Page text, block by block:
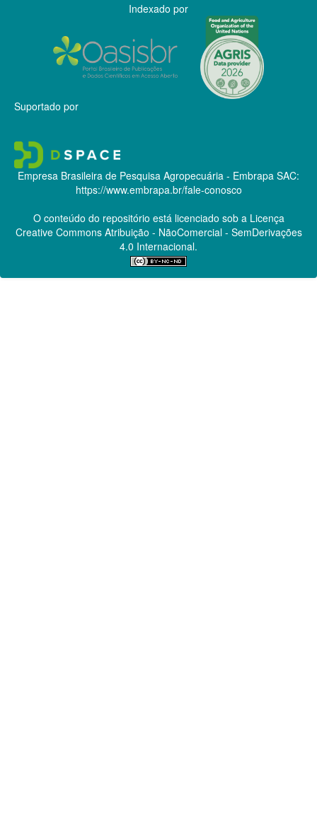
Indexado por
Suportado por
Empresa Brasileira de Pesquisa Agropecuária - Embrapa SAC:
https://www.embrapa.br/fale-conosco
O conteúdo do repositório está licenciado sob a Licença
Creative CommonsAtribuição - NãoComercial - SemDerivações
4.0 Internacional.